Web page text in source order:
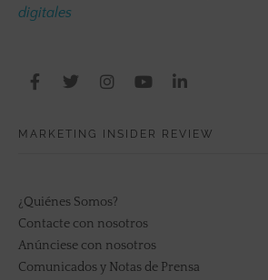
digitales
MARKETING INSIDER REVIEW
¿Quiénes Somos?
Contacte con nosotros
Anúnciese con nosotros
Comunicados y Notas de Prensa